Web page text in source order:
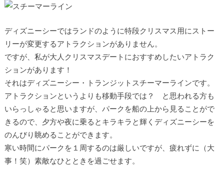
ディズニーシーではランドのように特段クリスマス用にストー
リーが変更するアトラクションがありません。
ですが、私が大人クリスマスデートにおすすめしたいアトラク
ションがあります！
それはディズニーシー・トランジットスチーマーラインです。
アトラクションというよりも移動手段では？ と思われる方も
いらっしゃると思いますが、パークを船の上から見ることがで
きるので、夕方や夜に乗るとキラキラと輝くディズニーシーを
のんびり眺めることができます。
寒い時間にパークを１周するのは厳しいですが、疲れずに（大
事！笑）素敵なひとときを過ごせます。